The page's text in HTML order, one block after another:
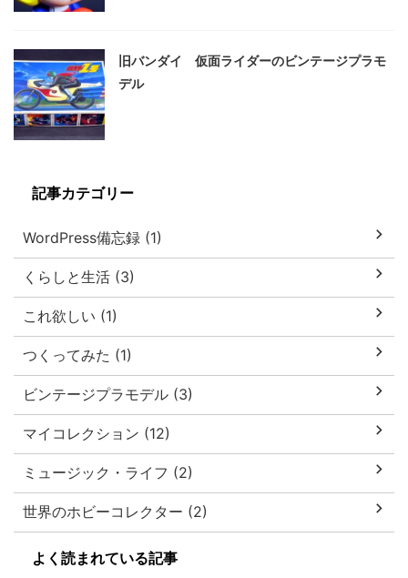
旧バンダイ 仮面ライダーのビンテージプラモ
デル
記事カテゴリー
WordPress備忘録 (1)
くらしと生活 (3)
これ欲しい (1)
つくってみた (1)
ビンテージプラモデル (3)
マイコレクション (12)
ミュージック・ライフ (2)
世界のホビーコレクター (2)
よく読まれている記事